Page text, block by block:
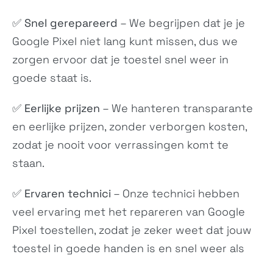
✅Snel gerepareerd – We begrijpen dat je je
Google Pixel niet lang kunt missen, dus we
zorgen ervoor dat je toestel snel weer in
goede staat is.
✅ Eerlijke prijzen – We hanteren transparante
en eerlijke prijzen, zonder verborgen kosten,
zodat je nooit voor verrassingen komt te
staan.
✅Ervaren technici– Onze technici hebben
veel ervaring met het repareren van Google
Pixel toestellen, zodat je zeker weet dat jouw
toestel in goede handen is en snel weer als